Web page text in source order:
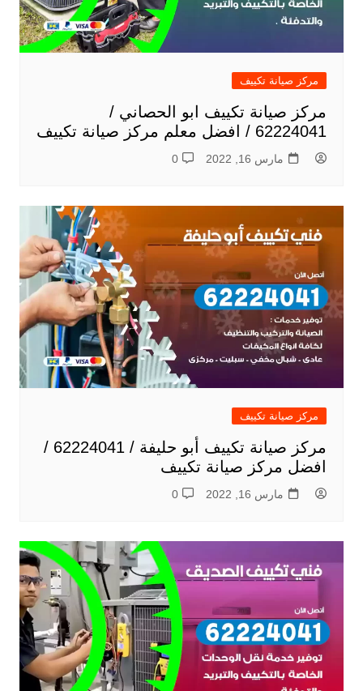
مركز صيانة تكييف
مركز صيانة تكييف ابو الحصاني /
62224041 / افضل معلم مركز صيانة تكييف
مارس 16, 2022 0
مركز صيانة تكييف
مركز صيانة تكييف أبو حليفة / 62224041 /
افضل مركز صيانة تكييف
مارس 16, 2022 0